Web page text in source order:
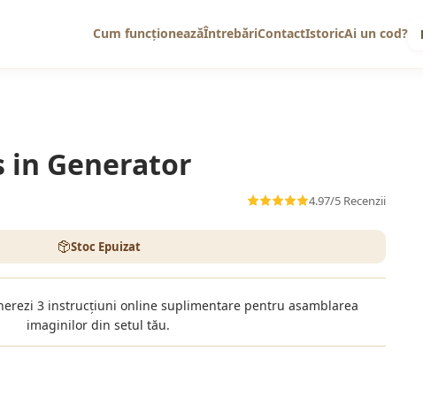
Cum funcționeazăÎntrebăriContactIstoricAi un cod?
in Generator
4.97/5 Recenzii
Stoc Epuizat
3 instrucțiuni online suplimentare pentru asamblarea
imaginilor din setul tău.